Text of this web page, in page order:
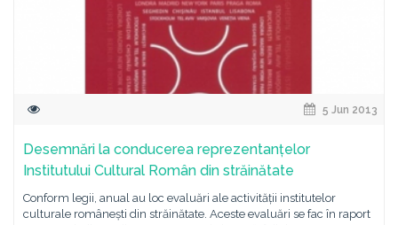
5 Jun 2013
Desemnări la conducerea reprezentanțelor
Institutului Cultural Român din străinătate
Conform legii, anual au loc evaluări ale activității institutelor
culturale românești din străinătate. Aceste evaluări se fac în raport